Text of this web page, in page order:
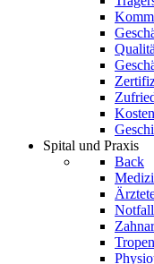
Spital und Praxis
Back
Notfall